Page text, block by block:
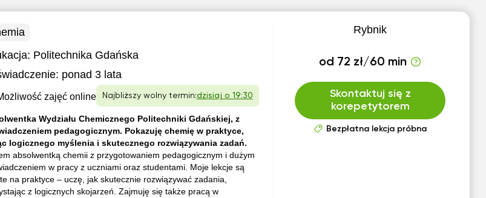
Politechnika Gdańska
ponad 3 lata
zajęć online Najbliższy wolny termin:dzisiaj o 19:30
Wydziału Chemicznego Politechniki Gdańskiej, z
pedagogicznym. Pokazuję chemię w praktyce,
logicznego myślenia i skutecznego rozwiązywania zadań.
absolwentką chemii z przygotowaniem pedagogicznym i dużym
w pracy z uczniami oraz studentami. Moje lekcje są
na praktyce – uczę, jak skutecznie rozwiązywać zadania,
z logicznych skojarzeń. Zajmuję się także pracą w
Rybnik
od 72 zł/60 min
Skontaktuj się z
korepetytorem
Bezpłatna lekcja próbna